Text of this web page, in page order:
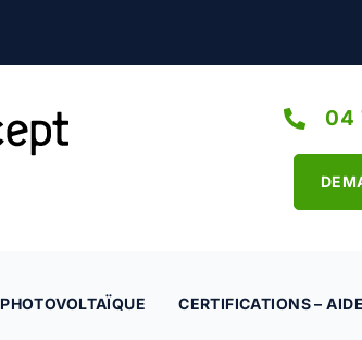
04
PHOTOVOLTAÏQUE CERTIFICATIONS –